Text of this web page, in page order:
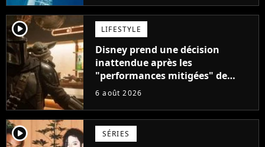
player2 LIFESTYLE
Disney prend une décision
inattendue après les
"performances mitigées" de
Vaiana et The Mandalorian &
6 août 2026
player2 SÉRIES